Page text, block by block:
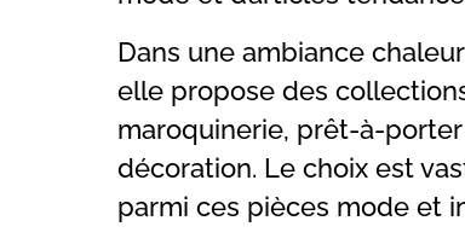
Dans une ambiance
elle propose des
maroquinerie, prêt-à-
décoration. Le choix est
parmi ces pièces mode et